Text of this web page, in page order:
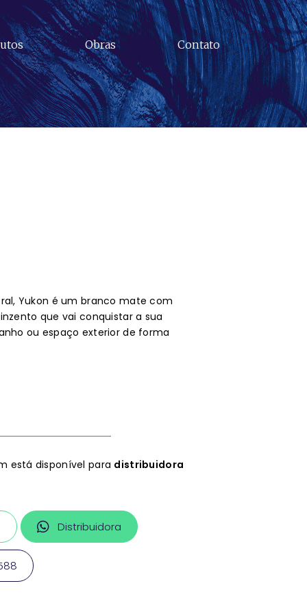
Obras Contato
Yukon é um branco mate com
que vai conquistar a sua
ou espaço exterior de forma
está disponível para distribuidora
Distribuidora